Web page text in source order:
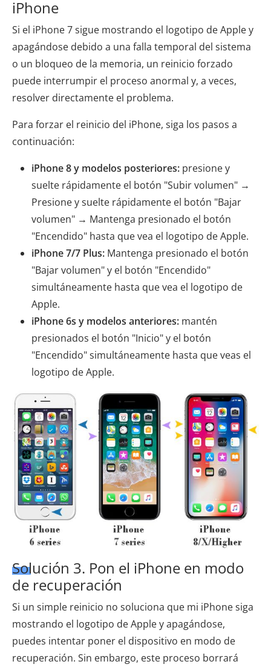
iPhone
Si el iPhone 7 sigue mostrando el logotipo de Apple y
apagándose debido a una falla temporal del sistema
o un bloqueo de la memoria, un reinicio forzado
puede interrumpir el proceso anormal y, a veces,
resolver directamente el problema.
Para forzar el reinicio del iPhone, siga los pasos a
continuación:
iPhone 8 y modelos posteriores: presione y
suelte rápidamente el botón "Subir volumen" →
Presione y suelte rápidamente el botón "Bajar
volumen" → Mantenga presionado el botón
"Encendido" hasta que vea el logotipo de Apple.
iPhone 7/7 Plus: Mantenga presionado el botón
"Bajar volumen" y el botón "Encendido"
simultáneamente hasta que vea el logotipo de
Apple.
iPhone 6s y modelos anteriores: mantén
presionados el botón "Inicio" y el botón
"Encendido" simultáneamente hasta que veas el
logotipo de Apple.
Solución 3. Pon el iPhone en modo
de recuperación
Si un simple reinicio no soluciona que mi iPhone siga
mostrando el logotipo de Apple y apagándose,
puedes intentar poner el dispositivo en modo de
recuperación. Sin embargo, este proceso borrará